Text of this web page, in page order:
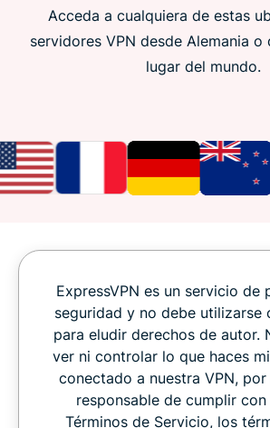
Acceda a cualquiera de estas
servidores VPN desde Alemania o
lugar del mundo.
ExpressVPN es un servicio de
seguridad y no debe utilizarse
para eludir derechos de autor.
ver ni controlar lo que haces
conectado a nuestra VPN,
responsable de cumplir
Términos de Servicio, los